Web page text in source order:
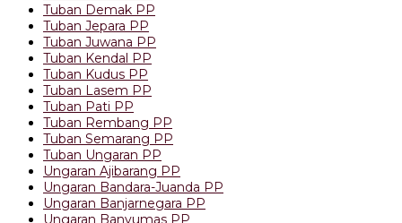
Tuban Demak PP
Tuban Jepara PP
Tuban Juwana PP
Tuban Kendal PP
Tuban Kudus PP
Tuban Lasem PP
Tuban Pati PP
Tuban Rembang PP
Tuban Semarang PP
Tuban Ungaran PP
Ungaran Ajibarang PP
Ungaran Bandara-Juanda PP
Ungaran Banjarnegara PP
Ungaran Banyumas PP